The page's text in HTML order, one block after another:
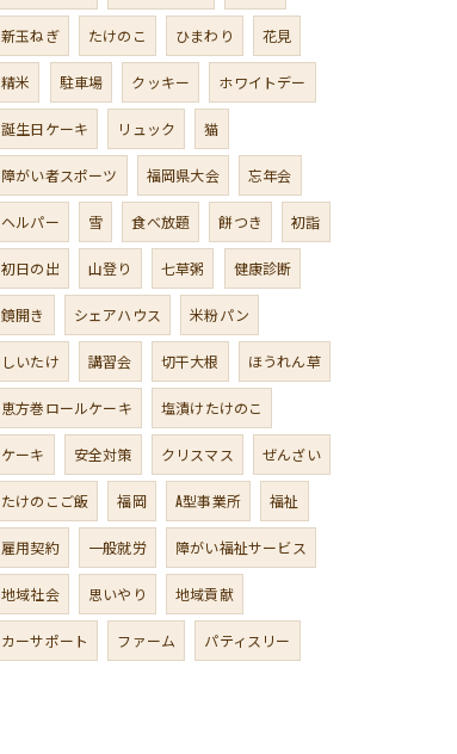
新玉ねぎ たけのこ ひまわり 花見
精米 駐車場 クッキー ホワイトデー
誕生日ケーキ リュック 猫
障がい者スポーツ 福岡県大会 忘年会
ヘルパー 雪 食べ放題 餅つき 初詣
初日の出 山登り 七草粥 健康診断
鏡開き シェアハウス 米粉パン
しいたけ 講習会 切干大根 ほうれん草
恵方巻ロールケーキ 塩漬けたけのこ
ケーキ 安全対策 クリスマス ぜんざい
たけのこご飯 福岡 A型事業所 福祉
雇用契約 一般就労 障がい福祉サービス
地域社会 思いやり 地域貢献
カーサポート ファーム パティスリー